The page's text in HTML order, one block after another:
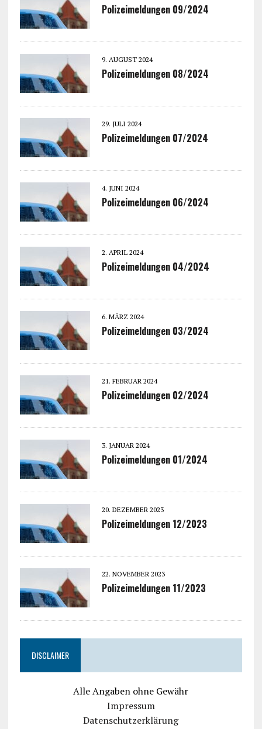
Polizeimeldungen 09/2024
9. AUGUST 2024
Polizeimeldungen 08/2024
29. JULI 2024
Polizeimeldungen 07/2024
4. JUNI 2024
Polizeimeldungen 06/2024
2. APRIL 2024
Polizeimeldungen 04/2024
6. MÄRZ 2024
Polizeimeldungen 03/2024
21. FEBRUAR 2024
Polizeimeldungen 02/2024
3. JANUAR 2024
Polizeimeldungen 01/2024
20. DEZEMBER 2023
Polizeimeldungen 12/2023
22. NOVEMBER 2023
Polizeimeldungen 11/2023
DISCLAIMER
Alle Angaben ohne Gewähr
Impressum
Datenschutzerklärung